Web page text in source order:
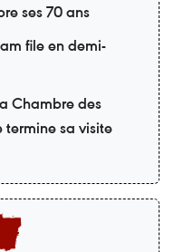
ses 70 ans
file en demi-
Chambre des
termine sa visite